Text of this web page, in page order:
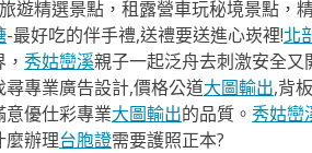
遊精選景點，租露營車玩秘境景點，
-最好吃的伴手禮,送禮要送進心崁裡!北
秀姑巒溪親子一起泛舟去​刺激安全
專業廣告設計,價格公道大圖輸出,背
意優仕彩專業大圖輸出的品質。 秀姑巒
麼辦理台胞證需要護照正本?